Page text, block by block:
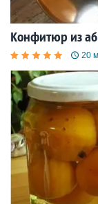
Конфитюр из
20